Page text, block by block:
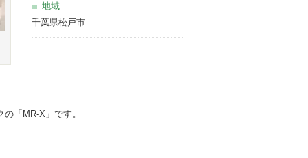
地域
千葉県松戸市
「MR-X」です。